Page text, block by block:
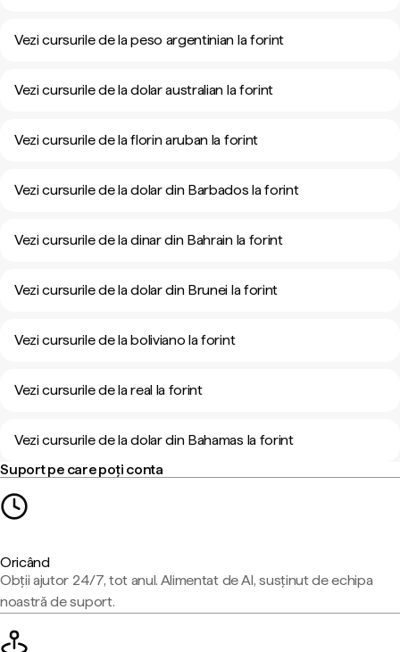
Vezi cursurile de la peso argentinian la forint
Vezi cursurile de la dolar australian la forint
Vezi cursurile de la florin aruban la forint
Vezi cursurile de la dolar din Barbados la forint
Vezi cursurile de la dinar din Bahrain la forint
Vezi cursurile de la dolar din Brunei la forint
Vezi cursurile de la boliviano la forint
Vezi cursurile de la real la forint
Vezi cursurile de la dolar din Bahamas la forint
Suport pe care poți conta
Oricând
Obții ajutor 24/7, tot anul. Alimentat de AI, susținut de echipa
noastră de suport.